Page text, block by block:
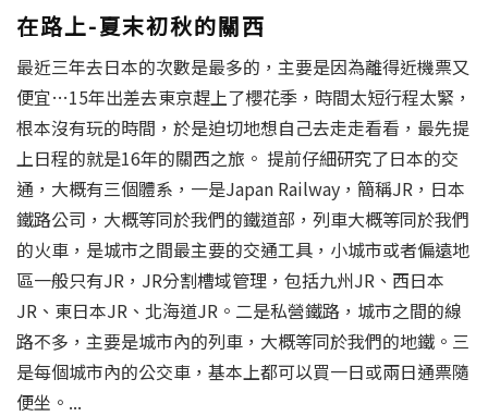
在路上-夏末初秋的關西
最近三年去日本的次數是最多的，主要是因為離得近機票又
便宜…15年出差去東京趕上了櫻花季，時間太短行程太緊，
根本沒有玩的時間，於是迫切地想自己去走走看看，最先提
上日程的就是16年的關西之旅。 提前仔細研究了日本的交
通，大概有三個體系，一是Japan Railway，簡稱JR，日本
鐵路公司，大概等同於我們的鐵道部，列車大概等同於我們
的火車，是城市之間最主要的交通工具，小城市或者偏遠地
區一般只有JR，JR分割槽域管理，包括九州JR、西日本
JR、東日本JR、北海道JR。二是私營鐵路，城市之間的線
路不多，主要是城市內的列車，大概等同於我們的地鐵。三
是每個城市內的公交車，基本上都可以買一日或兩日通票隨
便坐。...